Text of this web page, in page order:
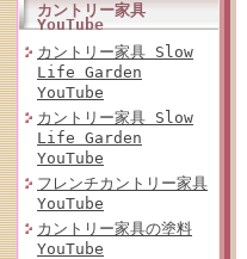
カントリー家具
YouTube
カントリー家具 Slow
Life Garden
YouTube
カントリー家具 Slow
Life Garden
YouTube
フレンチカントリー家具
YouTube
カントリー家具の塗料
YouTube